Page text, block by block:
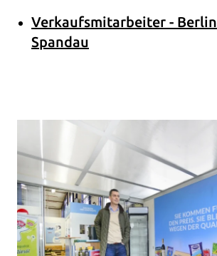
Verkaufsmitarbeiter - Berlin
Spandau